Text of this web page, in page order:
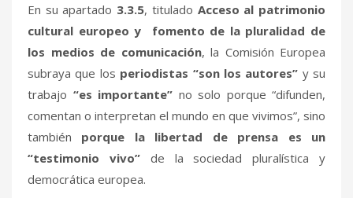
En su apartado 3.3.5, titulado Acceso al patrimonio
cultural europeo y fomento de la pluralidad de
los medios de comunicación, la Comisión Europea
subraya que los periodistas “son los autores” y su
trabajo “es importante” no solo porque “difunden,
comentan o interpretan el mundo en que vivimos”, sino
también porque la libertad de prensa es un
“testimonio vivo”de la sociedad pluralística y
democrática europea.